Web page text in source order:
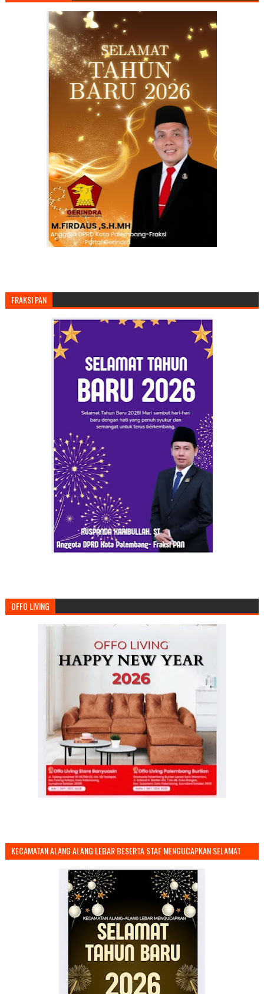
FRAKSI PAN
OFFO LIVING
KECAMATAN ALANG ALANG LEBAR BESERTA STAF MENGUCAPKAN SELAMAT